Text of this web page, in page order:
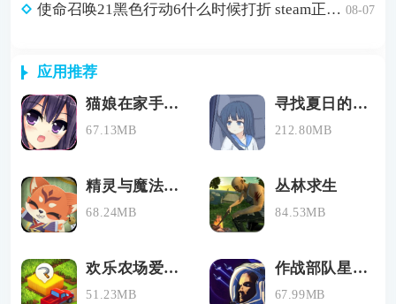
使命召唤21黑色行动6什么时候打折 steam正版游戏低价购买渠道分享 08-07
应用推荐
猫娘在家手游下载汉化免费
67.13MB
寻找夏日的宝物最新安卓汉化版
212.80MB
精灵与魔法最新版下载
68.24MB
丛林求生
84.53MB
欢乐农场爱消除
51.23MB
作战部队星际围攻手机版下载
67.99MB